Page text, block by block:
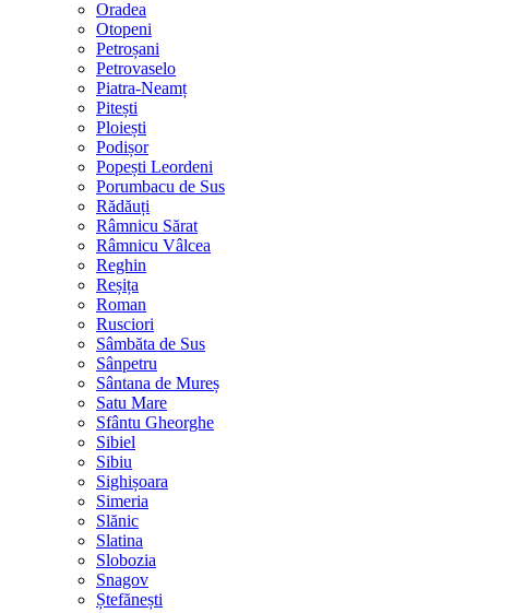
Oradea
Otopeni
Petroșani
Petrovaselo
Piatra-Neamț
Pitești
Ploiești
Podișor
Popești Leordeni
Porumbacu de Sus
Rădăuți
Râmnicu Sărat
Râmnicu Vâlcea
Reghin
Reșița
Roman
Rusciori
Sâmbăta de Sus
Sânpetru
Sântana de Mureș
Satu Mare
Sfântu Gheorghe
Sibiel
Sibiu
Sighișoara
Simeria
Slănic
Slatina
Slobozia
Snagov
Ștefănești